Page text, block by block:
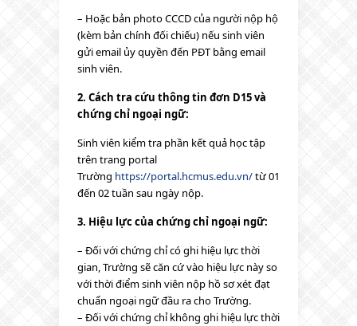
– Hoặc bản photo CCCD của người nộp hộ
(kèm bản chính đối chiếu) nếu sinh viên
gửi email ủy quyền đến PĐT bằng email
sinh viên.
2. Cách tra cứu thông tin đơn D15 và
chứng chỉ ngoại ngữ:
Sinh viên kiểm tra phần kết quả học tập
trên trang portal
Trường https://portal.hcmus.edu.vn/từ 01
đến 02 tuần sau ngày nộp.
3. Hiệu lực của chứng chỉ ngoại ngữ:
– Đối với chứng chỉ có ghi hiệu lực thời
gian, Trường sẽ căn cứ vào hiệu lực này so
với thời điểm sinh viên nộp hồ sơ xét đạt
chuẩn ngoại ngữ đầu ra cho Trường.
– Đối với chứng chỉ không ghi hiệu lực thời